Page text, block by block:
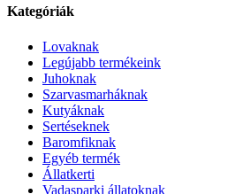
Kategóriák
Lovaknak
Legújabb termékeink
Juhoknak
Szarvasmarháknak
Kutyáknak
Sertéseknek
Baromfiknak
Egyéb termék
Állatkerti
Vadasparki állatoknak